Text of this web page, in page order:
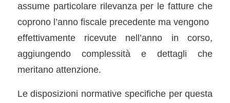
assume particolare rilevanza per le fatture che
coprono l’anno fiscale precedente ma vengono
effettivamente ricevute nell’anno in corso,
aggiungendo complessità e dettagli che
meritano attenzione.
Le disposizioni normative specifiche per questa